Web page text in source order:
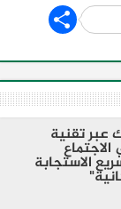
عبر تقنية
الاستجابة